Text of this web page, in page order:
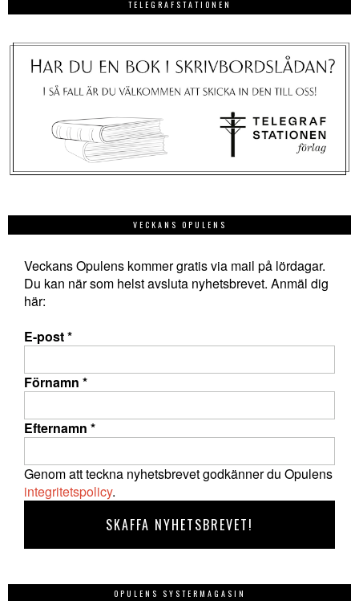
TELEGRAFSTATIONEN
VECKANS OPULENS
Veckans Opulens kommer gratis via mail på lördagar.
Du kan när som helst avsluta nyhetsbrevet. Anmäl dig
här:
E-post*
Förnamn *
Efternamn *
Genom att teckna nyhetsbrevet godkänner du Opulens
integritetspolicy.
OPULENS SYSTERMAGASIN